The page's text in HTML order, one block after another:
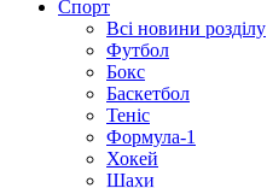
Спорт
Всі новини розділу
Футбол
Бокс
Баскетбол
Теніс
Формула-1
Хокей
Шахи